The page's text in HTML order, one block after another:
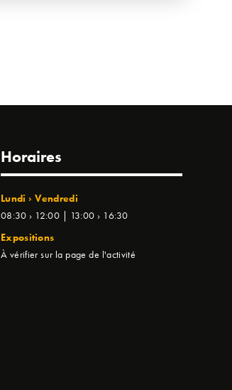
Horaires
Lundi › Vendredi
08:30 › 12:00 | 13:00 › 16:30
Expositions
À vérifier sur la page de l'activité